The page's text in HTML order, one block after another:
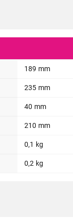
189 mm
235 mm
40 mm
210 mm
0,1 kg
0,2 kg
1.190,00